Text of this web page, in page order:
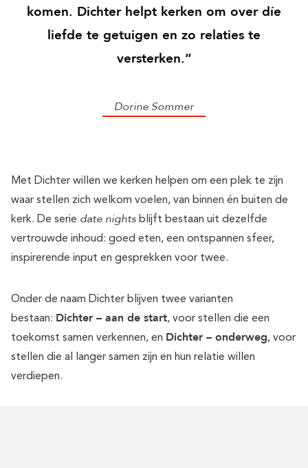
komen. Dichter helpt kerken om over díe
liefde te getuigen en zo relaties te
versterken.”
Dorine Sommer
Met Dichter willen we kerken helpen om een plek te zijn
waar stellen zich welkom voelen, van binnen én buiten de
kerk. De serie date nights blijft bestaan uit dezelfde
vertrouwde inhoud: goed eten, een ontspannen sfeer,
inspirerende input en gesprekken voor twee.
Onder de naam Dichter blijven twee varianten
bestaan: Dichter – aan de start, voor stellen die een
toekomst samen verkennen, en Dichter – onderweg, voor
stellen die al langer samen zijn en hun relatie willen
verdiepen.